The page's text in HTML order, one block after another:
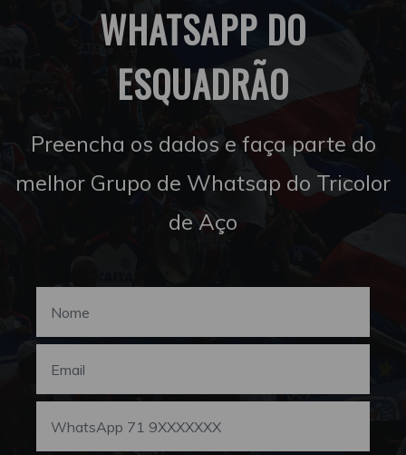
WHATSAPP DO
ESQUADRÃO
Preencha os dados e faça parte do
melhor Grupo de Whatsap do Tricolor
de Aço